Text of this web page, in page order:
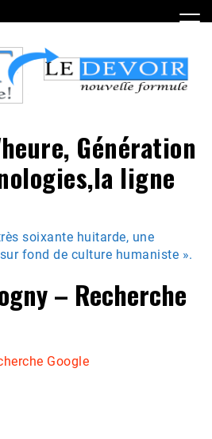
Génération
ligne
soixante huitarde, une
fond de culture humaniste ».
– Recherche
Google